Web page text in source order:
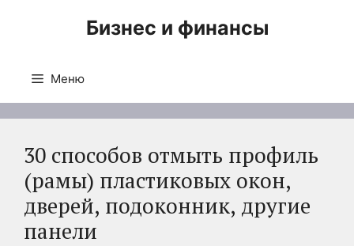
Бизнес и финансы
Меню
30 способов отмыть профиль
(рамы) пластиковых окон,
дверей, подоконник, другие
панели